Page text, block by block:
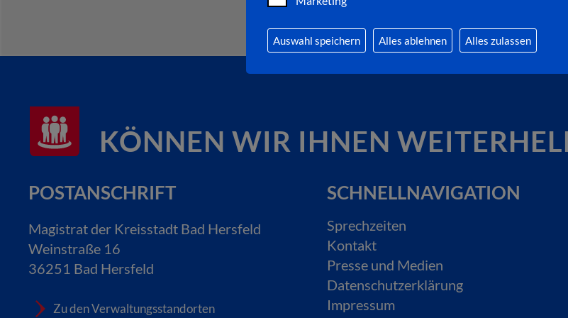
Auswahl speichern Alles ablehnen Alles zulassen
KÖNNEN WIR IHNEN
POSTANSCHRIFT
Magistrat der Kreisstadt Bad Hersfeld
Weinstraße 16
36251 Bad Hersfeld
Zu den Verwaltungsstandorten
SCHNELLNAVIGATION
Sprechzeiten
Kontakt
Presse und Medien
Datenschutzerklärung
Impressum